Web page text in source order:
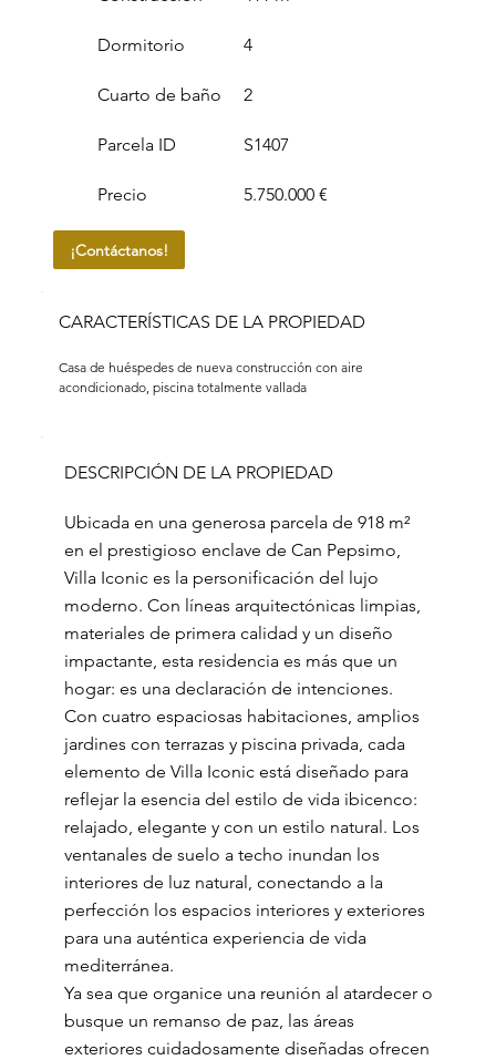
Dormitorio
Cuarto de baño
4
2
Parcela ID
Precio
S1407
5.750.000 €
¡Contáctanos!
CARACTERÍSTICAS DE LA PROPIEDAD
Casa de huéspedes de nueva construcción con aire
acondicionado, piscina totalmente vallada
DESCRIPCIÓN DE LA PROPIEDAD
Ubicada en una generosa parcela de 918 m²
en el prestigioso enclave de Can Pepsimo,
Villa Iconic es la personificación del lujo
moderno. Con líneas arquitectónicas limpias,
materiales de primera calidad y un diseño
impactante, esta residencia es más que un
hogar: es una declaración de intenciones.
Con cuatro espaciosas habitaciones, amplios
jardines con terrazas y piscina privada, cada
elemento de Villa Iconic está diseñado para
reflejar la esencia del estilo de vida ibicenco:
relajado, elegante y con un estilo natural. Los
ventanales de suelo a techo inundan los
interiores de luz natural, conectando a la
perfección los espacios interiores y exteriores
para una auténtica experiencia de vida
mediterránea.
Ya sea que organice una reunión al atardecer o
busque un remanso de paz, las áreas
exteriores cuidadosamente diseñadas ofrecen